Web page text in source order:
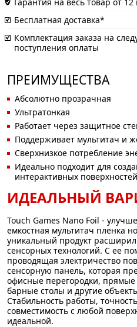
Бесплатная доставка*
Комплектация заказа на
поступления оплаты
ПРЕИМУЩЕСТВА
Абсолютно прозрачная
Ультратонкая
Работает через защитное
Поддерживает мультитач и
Сверхнизкое потребление
Идеально подходит для
интерактивных поверхностей
ИДЕАЛЬНЫЙ
Touch Games Nano Foil -
емкостная мультитач пленка
уникальный продукт
сенсорных технологий. С ее
проводящая электричество
сенсорную панель, которая
офисные перегородки, прямые
барные столы и другие
Стабильность работы,
совместимость с любой
идеальной.